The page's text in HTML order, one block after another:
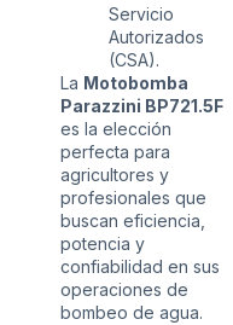
Servicio
Autorizados
(CSA).
La Motobomba
Parazzini BP721.5F
es la elección
perfecta para
agricultores y
profesionales que
buscan eficiencia,
potencia y
confiabilidad en sus
operaciones de
bombeo de agua.